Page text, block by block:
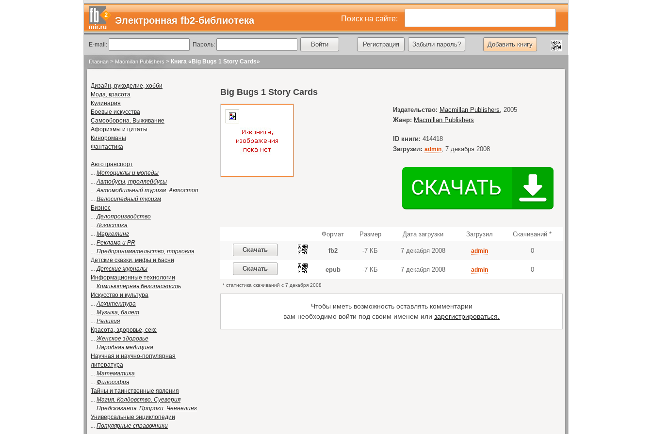
Электронная fb2-библиотека Поиск на сайте:
E-mail: Пароль: Регистрация Забыли пароль? Добавить книгу
Главная > Macmillan Publishers > Книга «Big Bugs 1 Story Cards»
Дизайн, рукоделие, хобби
Мода, красота
Кулинария
Боевые искусства
Самооборона. Выживание
Афоризмы и цитаты
Кинороманы
Фантастика
Автотранспорт
... Мотоциклы и мопеды
...Автобусы, троллейбусы
...Автомобильный туризм. Автостоп
... Велосипедный туризм
Бизнес
...Делопроизводство
...Логистика
... Маркетинг
... Реклама и PR
... Предпринимательство, торговля
Детские сказки, мифы и басни
...Детские журналы
Информационные технологии
... Компьютерная безопасность
Искусство и культура
...Архитектура
... Музыка, балет
... Религия
Красота, здоровье, секс
...Женское здоровье
... Народная медицина
Научная и научно-популярная
литература
... Математика
... Философия
Тайны и таинственные явления
... Магия. Колдовство. Суеверия
... Предсказания. Пророки. Ченнелинг
Универсальные энциклопедии
... Популярные справочники
Big Bugs 1 Story Cards
Издательство: Macmillan Publishers, 2005
Жанр: Macmillan Publishers
ID книги: 414418
Загрузил: admin, 7 декабря 2008
Формат Размер Дата загрузки Загрузил Скачиваний *
Скачать fb2 -7 КБ 7 декабря 2008 admin 0
Скачать epub -7 КБ 7 декабря 2008 admin 0
* статистика скачиваний с 7 декабря 2008
Чтобы иметь возможность оставлять комментарии
вам необходимо войти под своим именем или зарегистрироваться.